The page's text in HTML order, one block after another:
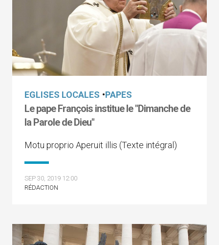
EGLISES LOCALES •PAPES
Le pape François institue le "Dimanche de
la Parole de Dieu"
Motu proprio Aperuit illis (Texte intégral)
SEP 30, 2019 12:00
RÉDACTION